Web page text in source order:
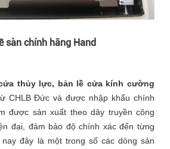
sàn chính hãng Hand
thủy lực, bản lề cửa kính cường
CHLB Đức và được nhập khẩu chính
được sản xuất theo dây truyền công
đại, đảm bảo độ chính xác đến từng
đây là một trong số các dòng sản